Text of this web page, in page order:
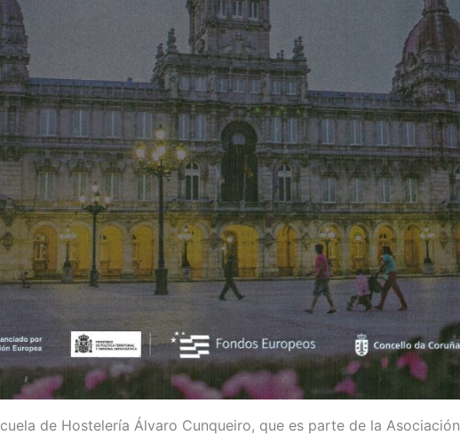
de Hostelería Álvaro Cunqueiro, que es parte de la Asociación